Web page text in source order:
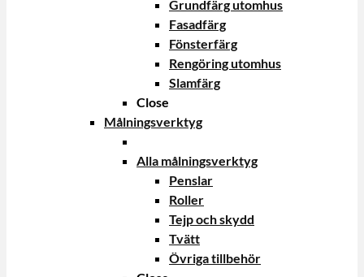
Grundfärg utomhus
Fasadfärg
Fönsterfärg
Rengöring utomhus
Slamfärg
Close
Målningsverktyg
Alla målningsverktyg
Penslar
Roller
Tejp och skydd
Tvätt
Övriga tillbehör